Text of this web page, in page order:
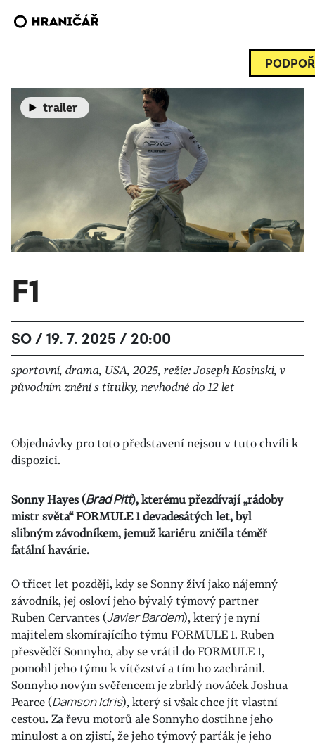
trailer
F1
SO / 19. 7. 2025 / 20:00
sportovní, drama, USA, 2025, režie: Joseph Kosinski, v
původním znění s titulky, nevhodné do 12 let
Objednávky pro toto představení nejsou v tuto chvíli k
dispozici.
Sonny Hayes (Brad Pitt), kterému přezdívají „rádoby
mistr světa“ FORMULE 1 devadesátých let, byl
slibným závodníkem, jemuž kariéru zničila téměř
fatální havárie.
O třicet let později, kdy se Sonny živí jako nájemný
závodník, jej osloví jeho bývalý týmový partner
Ruben Cervantes (Javier Bardem), který je nyní
majitelem skomírajícího týmu FORMULE 1. Ruben
přesvědčí Sonnyho, aby se vrátil do FORMULE 1,
pomohl jeho týmu k vítězství a tím ho zachránil.
Sonnyho novým svěřencem je zbrklý nováček Joshua
Pearce (Damson Idris), který si však chce jít vlastní
cestou. Za řevu motorů ale Sonnyho dostihne jeho
minulost a on zjistí, že jeho týmový parťák je jeho